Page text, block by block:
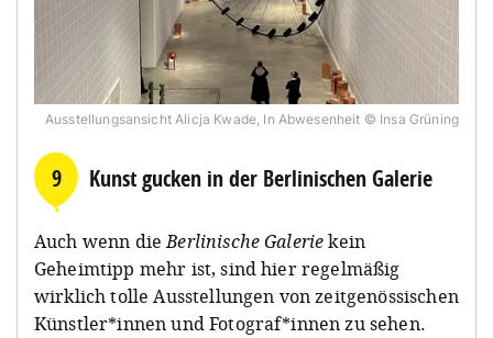
Ausstellungsansicht Alicja Kwade, In Abwesenheit © Insa Grüning
9 Kunst gucken in der Berlinischen Galerie
Auch wenn dieBerlinische Galeriekein
Geheimtipp mehr ist, sind hier regelmäßig
wirklich tolle Ausstellungen von zeitgenössischen
Künstler*innen und Fotograf*innen zu sehen.